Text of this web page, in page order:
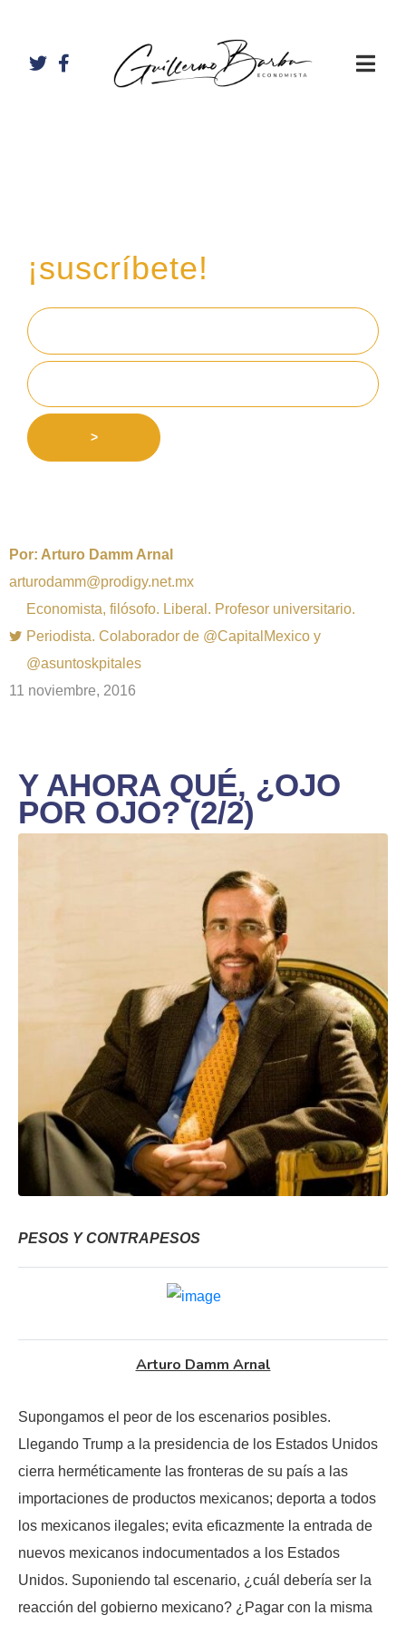
¡suscríbete!
>
Por: Arturo Damm Arnal
arturodamm@prodigy.net.mx
Economista, filósofo. Liberal. Profesor universitario.
Periodista. Colaborador de @CapitalMexico y
@asuntoskpitales
11 noviembre, 2016
Y AHORA QUÉ, ¿OJO
POR OJO? (2/2)
PESOS Y CONTRAPESOS
Arturo Damm Arnal
Supongamos el peor de los escenarios posibles.
Llegando Trump a la presidencia de los Estados Unidos
cierra herméticamente las fronteras de su país a las
importaciones de productos mexicanos; deporta a todos
los mexicanos ilegales; evita eficazmente la entrada de
nuevos mexicanos indocumentados a los Estados
Unidos. Suponiendo tal escenario, ¿cuál debería ser la
reacción del gobierno mexicano? ¿Pagar con la misma